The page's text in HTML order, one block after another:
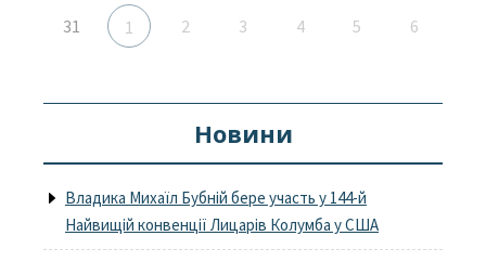
31 1 2 3 4 5 6
Новини
Владика Михаїл Бубній бере участь у 144-й
Найвищій конвенції Лицарів Колумба у США